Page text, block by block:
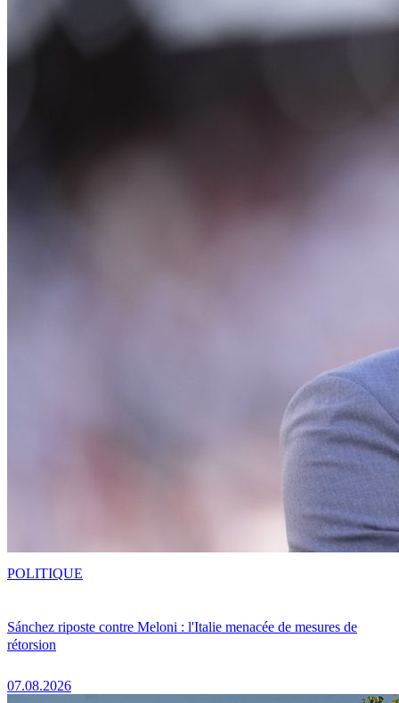
Sánchez riposte contre Meloni : l'Italie menacée de mesures de
rétorsion
07.08.2026
POLITIQUE